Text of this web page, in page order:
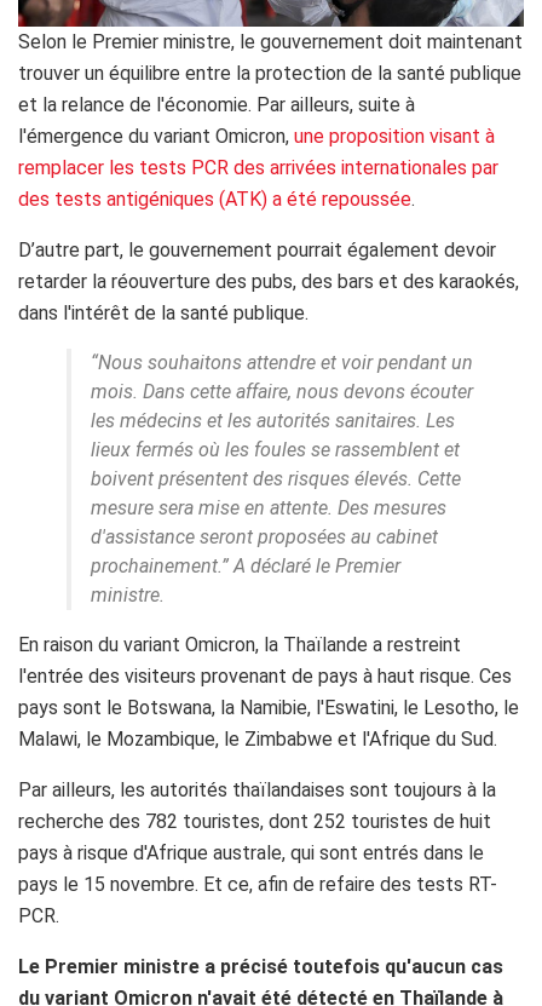
Selon le Premier ministre, le gouvernement doit maintenant
trouver un équilibre entre la protection de la santé publique
et la relance de l'économie. Par ailleurs, suite à
l'émergence du variant Omicron, une proposition visant à
remplacer les tests PCR des arrivées internationales par
des tests antigéniques (ATK) a été repoussée.
D’autre part, le gouvernement pourrait également devoir
retarder la réouverture des pubs, des bars et des karaokés,
dans l'intérêt de la santé publique.
“Nous souhaitons attendre et voir pendant un
mois. Dans cette affaire, nous devons écouter
les médecins et les autorités sanitaires. Les
lieux fermés où les foules se rassemblent et
boivent présentent des risques élevés. Cette
mesure sera mise en attente. Des mesures
d'assistance seront proposées au cabinet
prochainement.”A déclaré le Premier
ministre.
En raison du variant Omicron, la Thaïlande a restreint
l'entrée des visiteurs provenant de pays à haut risque. Ces
pays sont le Botswana, la Namibie, l'Eswatini, le Lesotho, le
Malawi, le Mozambique, le Zimbabwe et l'Afrique du Sud.
Par ailleurs, les autorités thaïlandaises sont toujours à la
recherche des 782 touristes, dont 252 touristes de huit
pays à risque d'Afrique australe, qui sont entrés dans le
pays le 15 novembre. Et ce, afin de refaire des tests RT-
PCR.
Le Premier ministre a précisé toutefois qu'aucun cas
du variant Omicron n'avait été détecté en Thaïlande à